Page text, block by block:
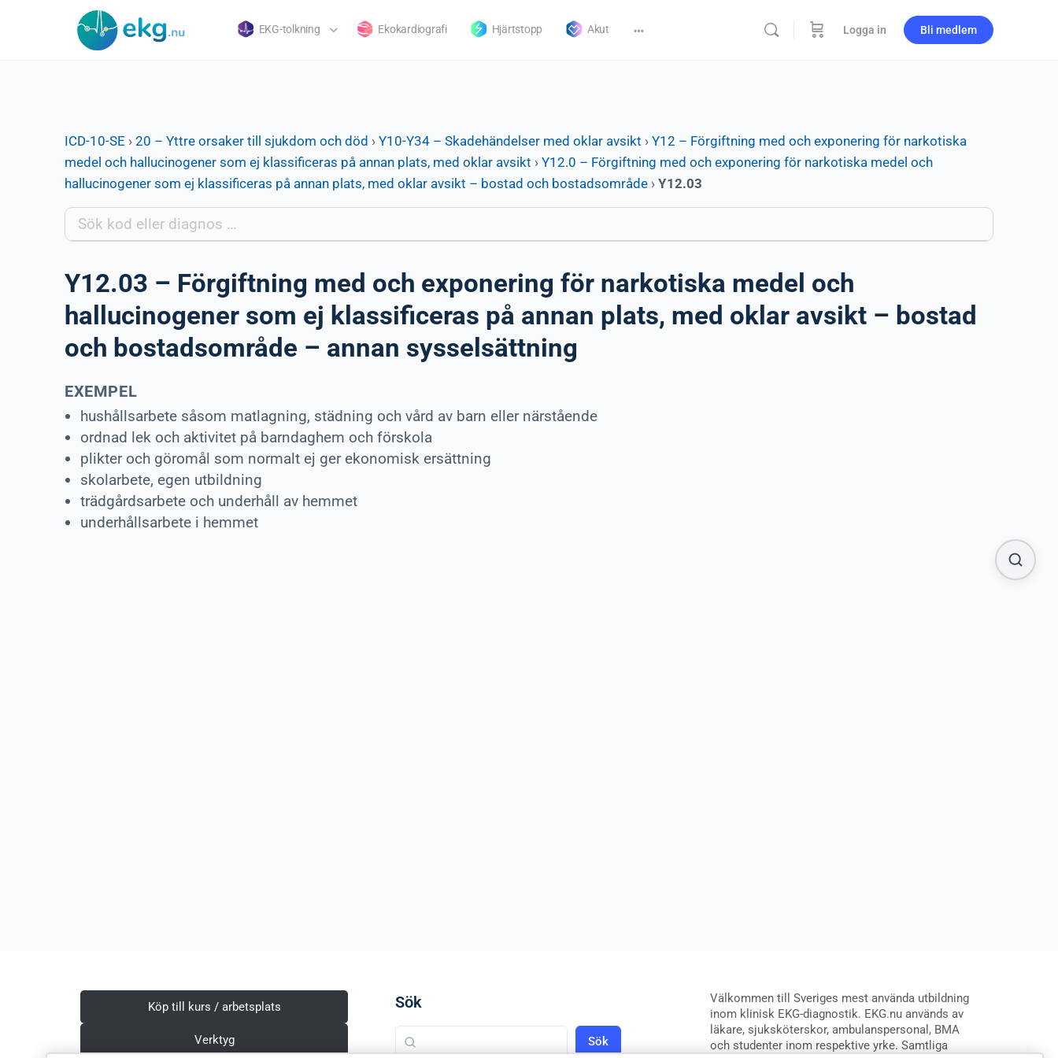
EKG-tolkning Ekokardiografi Hjärtstopp Akut Logga in Bli medlem
ICD-10-SE › 20 – Yttre orsaker till sjukdom och död › Y10-Y34 – Skadehändelser med oklar avsikt › Y12 – Förgiftning med och exponering för narkotiska
medel och hallucinogener som ej klassificeras på annan plats, med oklar avsikt › Y12.0 – Förgiftning med och exponering för narkotiska medel och
hallucinogener som ej klassificeras på annan plats, med oklar avsikt – bostad och bostadsområde › Y12.03
Y12.03 – Förgiftning med och exponering för narkotiska medel och
hallucinogener som ej klassificeras på annan plats, med oklar avsikt – bostad
och bostadsområde – annan sysselsättning
EXEMPEL
hushållsarbete såsom matlagning, städning och vård av barn eller närstående
ordnad lek och aktivitet på barndaghem och förskola
plikter och göromål som normalt ej ger ekonomisk ersättning
skolarbete, egen utbildning
trädgårdsarbete och underhåll av hemmet
underhållsarbete i hemmet
Köp till kurs / arbetsplats
Verktyg
Sök
Sök
Välkommen till Sveriges mest använda utbildning
inom klinisk EKG-diagnostik. EKG.nu används av
läkare, sjuksköterskor, ambulanspersonal, BMA
och studenter inom respektive yrke. Samtliga